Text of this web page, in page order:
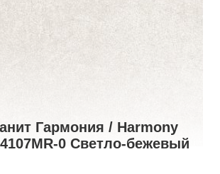
Гармония / Harmony
0 Светло-бежевый